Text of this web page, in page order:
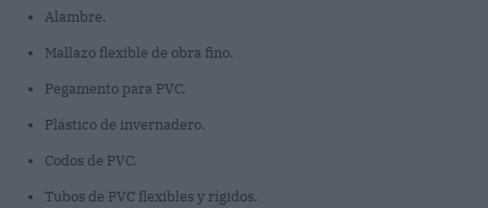
Alambre.
Mallazo flexible de obra fino.
Pegamento para PVC.
Plástico de invernadero.
Codos de PVC.
Tubos de PVC flexibles y rígidos.